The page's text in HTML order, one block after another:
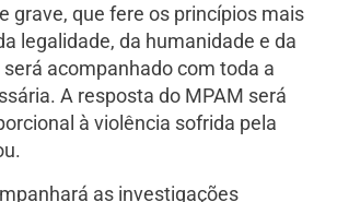
grave, que fere os princípios mais
legalidade, da humanidade e da
acompanhado com toda a
A resposta do MPAM será
à violência sofrida pela
as investigações